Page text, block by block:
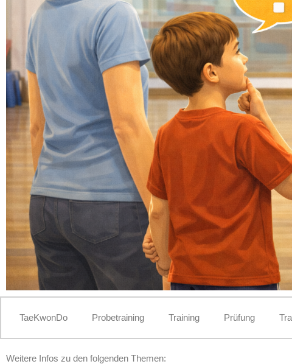
TaeKwonDo Probetraining Training Prüfung
Weitere Infos zu den folgenden Themen: